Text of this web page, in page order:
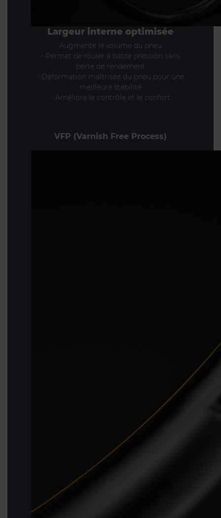
Largeur interne optimisée
Augmente le volume du pneu
- Permet de rouler à basse pression sans
perte de rendement
- Déformation maîtrisée du pneu pour une
meilleure stabilité
- Améliore le contrôle et le confort
VFP (Varnish Free Process)